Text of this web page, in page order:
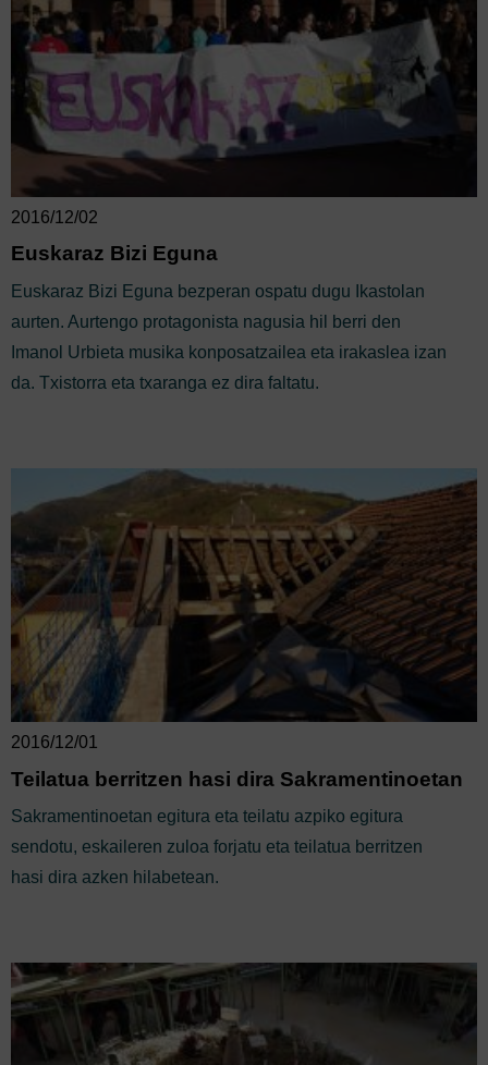
2016/12/02
Euskaraz Bizi Eguna
Euskaraz Bizi Eguna bezperan ospatu dugu Ikastolan
aurten. Aurtengo protagonista nagusia hil berri den
Imanol Urbieta musika konposatzailea eta irakaslea izan
da. Txistorra eta txaranga ez dira faltatu.
2016/12/01
Teilatua berritzen hasi dira Sakramentinoetan
Sakramentinoetan egitura eta teilatu azpiko egitura
sendotu, eskaileren zuloa forjatu eta teilatua berritzen
hasi dira azken hilabetean.